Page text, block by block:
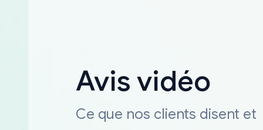
Avis vidéo
Ce que nos clients disent et